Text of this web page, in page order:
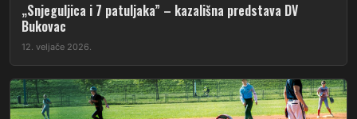
„Snjeguljica i 7 patuljaka” – kazališna predstava DV
Bukovac
12. veljače 2026.